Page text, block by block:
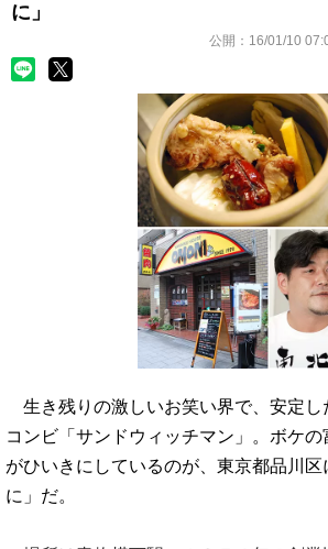
に」
公開： 16/01/10
生き残りの激しいお笑い界で、安定し
コンビ「サンドウィッチマン」。ボケの
がひいきにしているのが、東京都品川区
に」だ。